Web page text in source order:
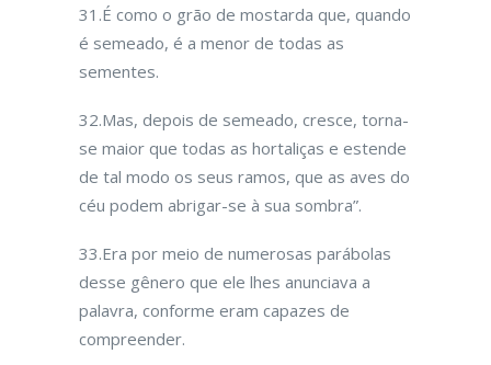
31.É como o grão de mostarda que, quando
é semeado, é a menor de todas as
sementes.
32.Mas, depois de semeado, cresce, torna-
se maior que todas as hortaliças e estende
de tal modo os seus ramos, que as aves do
céu podem abrigar-se à sua sombra”.
33.Era por meio de numerosas parábolas
desse gênero que ele lhes anunciava a
palavra, conforme eram capazes de
compreender.